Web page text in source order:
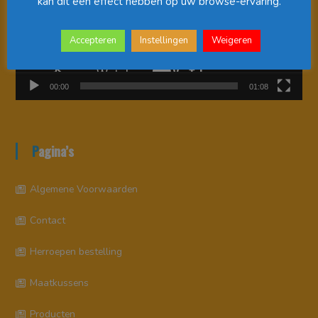
00:00 01:08
Pagina’s
Algemene Voorwaarden
Contact
Herroepen bestelling
Maatkussens
Producten
Accepteren Instellingen Weigeren